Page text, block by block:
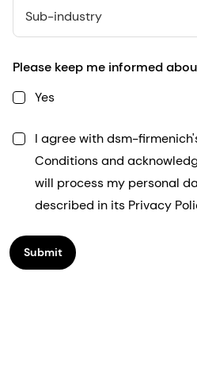
Sub-industry
Please keep me informed
Yes
I agree with dsm-
Conditions and
will process my personal
described in its Privacy
Submit